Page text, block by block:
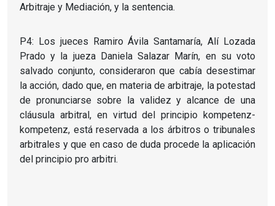
Arbitraje y Mediación, y la sentencia.
P4: Los jueces Ramiro Ávila Santamaría, Alí Lozada
Prado y la jueza Daniela Salazar Marín, en su voto
salvado conjunto, consideraron que cabía desestimar
la acción, dado que, en materia de arbitraje, la potestad
de pronunciarse sobre la validez y alcance de una
cláusula arbitral, en virtud del principio kompetenz-
kompetenz, está reservada a los árbitros o tribunales
arbitrales y que en caso de duda procede la aplicación
del principio pro arbitri.